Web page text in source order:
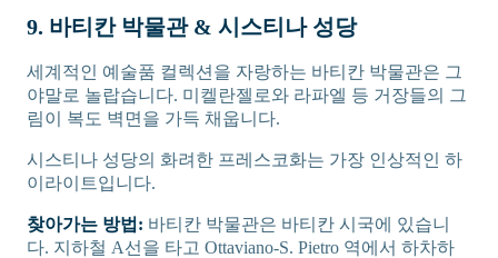
9. 바티칸 박물관 & 시스티나 성당
세계적인 예술품 컬렉션을 자랑하는 바티칸 박물관은 그
야말로 놀랍습니다. 미켈란젤로와 라파엘 등 거장들의 그
림이 복도 벽면을 가득 채웁니다.
시스티나 성당의 화려한 프레스코화는 가장 인상적인 하
이라이트입니다.
찾아가는 방법: 바티칸 박물관은 바티칸 시국에 있습니
다. 지하철 A선을 타고 Ottaviano-S. Pietro 역에서 하차하